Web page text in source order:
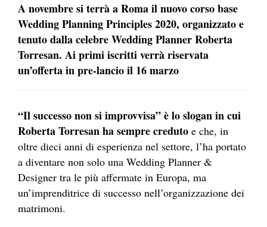
A novembre si terrà a Roma il nuovo corso base
Wedding Planning Principles 2020, organizzato e
tenuto dalla celebre Wedding Planner Roberta
Torresan. Ai primi iscritti verrà riservata
un’offerta in pre-lancio il 16 marzo
“Il successo non si improvvisa” è lo slogan in cui
Roberta Torresan ha sempre creduto e che, in
oltre dieci anni di esperienza nel settore, l’ha portato
a diventare non solo una Wedding Planner &
Designer tra le più affermate in Europa, ma
un’imprenditrice di successo nell’organizzazione dei
matrimoni.